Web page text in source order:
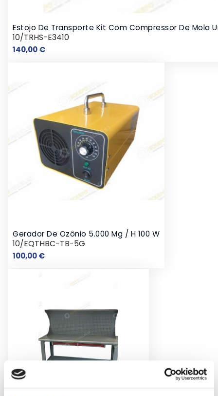
Estojo De Transporte Kit Com Compressor De Mola
10/TRHS-E3410
140,00 €Preço
Gerador De Ozônio 5.000 Mg / H 100 W
10/EQTHBC-TB-5G
100,00 €Preço